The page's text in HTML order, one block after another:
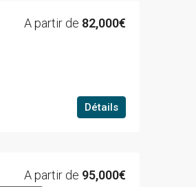
A partir de 82,000€
Détails
A partir de 95,000€